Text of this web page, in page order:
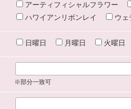
アーティフィシャルフラワー
ハワイアンリボンレイ
ウェ
日曜日 月曜日 火曜日
※部分一致可